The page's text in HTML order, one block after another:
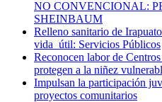
NO CONVENCIONAL:
SHEINBAUM
Relleno sanitario de
vida útil: Servicios Públicos
Reconocen labor de
protegen a la niñez
Impulsan la participación
proyectos comunitarios